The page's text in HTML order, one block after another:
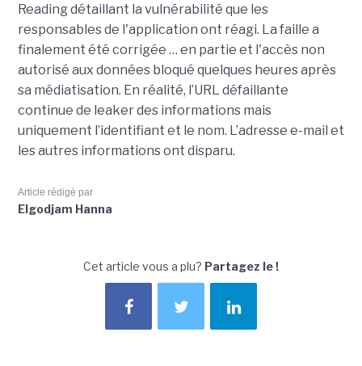
Reading détaillant la vulnérabilité que les
responsables de l'application ont réagi. La faille a
finalement été corrigée … en partie et l'accès non
autorisé aux données bloqué quelques heures après
sa médiatisation. En réalité, l’URL défaillante
continue de leaker des informations mais
uniquement l’identifiant et le nom. L’adresse e-mail et
les autres informations ont disparu.
Article rédigé par
Elgodjam Hanna
Cet article vous a plu? Partagez le !